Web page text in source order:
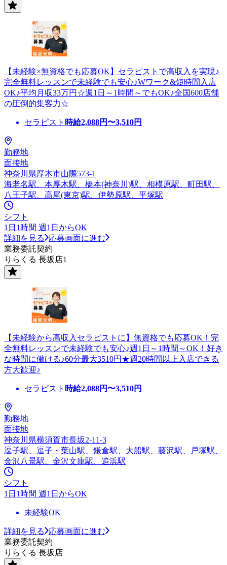
【未経験×無資格でも応募OK】セラピストで高収入を実現♪
完全無料レッスンで未経験でも安心♪Wワーク&短時間入店
OK♪平均月収33万円☆週1日～1時間～でもOK♪全国600店舗
の圧倒的集客力☆
セラピスト 時給2,088円〜3,510円
勤務地
面接地
神奈川県厚木市山際573-1
海老名駅、本厚木駅、橋本(神奈川)駅、相模原駅、町田駅、
八王子駅、高尾(東京)駅、伊勢原駅、平塚駅
シフト
1日1時間 週1日からOK
詳細を見る
応募画面に進む
業務委託契約
りらくる 長坂店1
【未経験から高収入セラピストに】無資格でも応募OK！完
全無料レッスンで未経験でも安心♪週1日～1時間～OK！好き
な時間に働ける♪60分最大3510円★週20時間以上入店できる
方大歓迎♪
セラピスト 時給2,088円〜3,510円
勤務地
面接地
神奈川県横須賀市長坂2-11-3
逗子駅、逗子・葉山駅、鎌倉駅、大船駅、藤沢駅、戸塚駅、
金沢八景駅、金沢文庫駅、追浜駅
シフト
1日1時間 週1日からOK
未経験OK
詳細を見る
応募画面に進む
業務委託契約
りらくる 長坂店